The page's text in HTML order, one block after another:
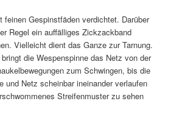
feinen Gespinstfäden verdichtet. Darüber
Regel ein auffälliges Zickzackband
Vielleicht dient das Ganze zur Tarnung.
die Wespenspinne das Netz von der
zum Schwingen, bis die
und Netz scheinbar ineinander verlaufen
Streifenmuster zu sehen